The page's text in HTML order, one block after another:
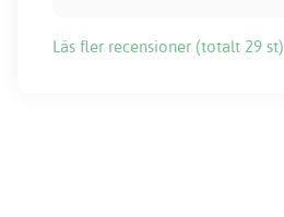
Läs fler recensioner (totalt 29 st)